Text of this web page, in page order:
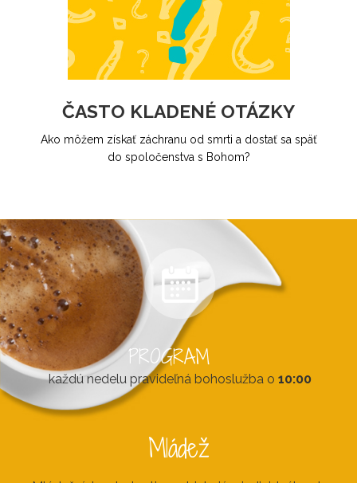
ČASTO KLADENÉ OTÁZKY
Ako môžem získať záchranu od smrti a dostať sa späť
do spoločenstva s Bohom?
PROGRAM
každú nedelu pravideľná bohoslužba o 10:00
Mládež